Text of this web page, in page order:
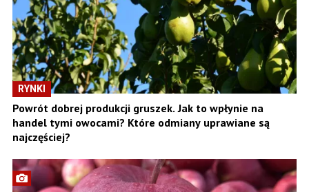
RYNKI
Powrót dobrej produkcji gruszek. Jak to wpłynie na
handel tymi owocami? Które odmiany uprawiane są
najczęściej?